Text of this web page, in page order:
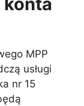
MPP
usługi
nr 15